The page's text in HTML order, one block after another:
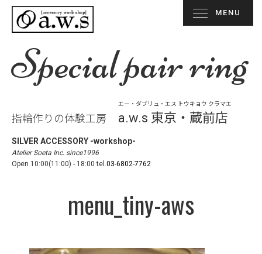
Special pair ring
指輪作りの体験工房
エー・ダブリュ・エス トウキョウ クラマエ
a.w.s 東京・蔵前店
SILVER ACCESSORY -workshop-
Atelier Soeta Inc. since1996
Open 10:00(11:00) - 18:00 tel.03-6802-7762
MENU
menu_tiny-aws